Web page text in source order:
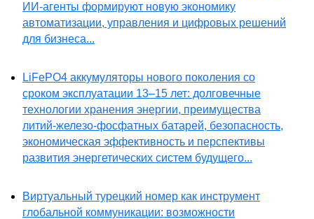
ИИ-агенты формируют новую экономику
автоматизации, управления и цифровых решений
для бизнеса...
LiFePO4 аккумуляторы нового поколения со
сроком эксплуатации 13–15 лет: долговечные
технологии хранения энергии, преимущества
литий-железо-фосфатных батарей, безопасность,
экономическая эффективность и перспективы
развития энергетических систем будущего...
Виртуальный турецкий номер как инструмент
глобальной коммуникации: возможности